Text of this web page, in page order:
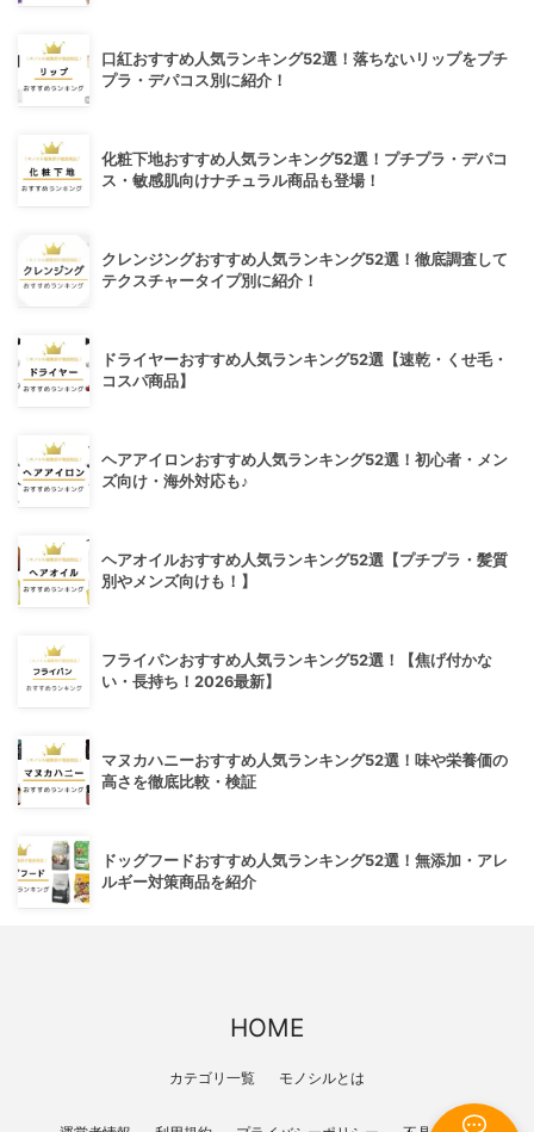
口紅おすすめ人気ランキング52選！落ちないリップをプチ
プラ・デパコス別に紹介！
化粧下地おすすめ人気ランキング52選！プチプラ・デパコ
ス・敏感肌向けナチュラル商品も登場！
クレンジングおすすめ人気ランキング52選！徹底調査して
テクスチャータイプ別に紹介！
ドライヤーおすすめ人気ランキング52選【速乾・くせ毛・
コスパ商品】
ヘアアイロンおすすめ人気ランキング52選！初心者・メン
ズ向け・海外対応も♪
ヘアオイルおすすめ人気ランキング52選【プチプラ・髪質
別やメンズ向けも！】
フライパンおすすめ人気ランキング52選！【焦げ付かな
い・長持ち！2026最新】
マヌカハニーおすすめ人気ランキング52選！味や栄養価の
高さを徹底比較・検証
ドッグフードおすすめ人気ランキング52選！無添加・アレ
ルギー対策商品を紹介
HOME
カテゴリ一覧 モノシルとは